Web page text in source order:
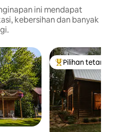
ini mendapat
kebersihan dan banyak
Pilihan utama
Pilihan tetamu